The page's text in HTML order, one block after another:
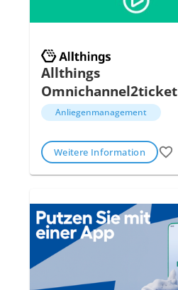
Allthings
Omnichannel2ticket
Anliegenmanagement
Weitere Information